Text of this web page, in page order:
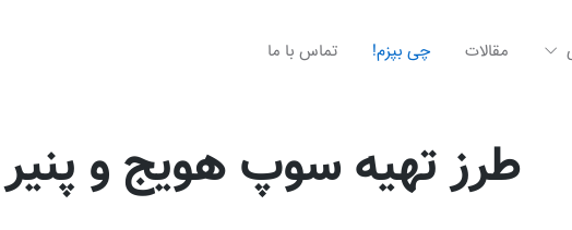
مقالات چی بپزم! تماس با ما
طرز تهیه سوپ هویج و پنیر